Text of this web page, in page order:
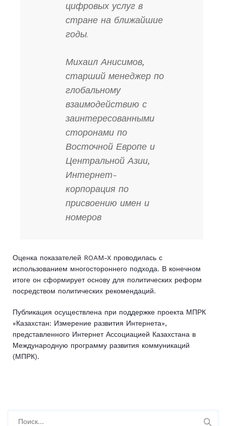
цифровых услуг в
стране на ближайшие
годы.
Михаил Анисимов,
старший менеджер по
глобальному
взаимодействию с
заинтересованными
сторонами по
Восточной Европе и
Центральной Азии,
Интернет-
корпорация по
присвоению имен и
номеров
Оценка показателей ROAM-X проводилась с
использованием многостороннего подхода. В конечном
итоге он сформирует основу для политических реформ
посредством политических рекомендаций.
Публикация осуществлена при поддержке проекта МПРК
«Казахстан: Измерение развития Интернета»,
представленного Интернет Ассоциацией Казахстана в
Международную программу развития коммуникаций
(МПРК).